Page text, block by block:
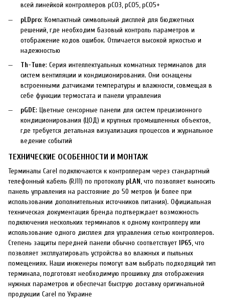
всей линейкой контроллеров pCO3, pCO5, pCO5+
pLDpro: Компактный символьный дисплей для бюджетных
решений, где необходим базовый контроль параметров и
отображение кодов ошибок. Отличается высокой яркостью и
надежностью
Th-Tune: Серия интеллектуальных комнатных терминалов для
систем вентиляции и кондиционирования. Они оснащены
встроенными датчиками температуры и влажности, совмещая в
себе функции термостата и панели управления
pGDE: Цветные сенсорные панели для систем прецизионного
кондиционирования (ЦОД) и крупных промышленных объектов,
где требуется детальная визуализация процессов и журнальное
ведение событий
ТЕХНИЧЕСКИЕ ОСОБЕННОСТИ И МОНТАЖ
Терминалы Carel подключаются к контроллерам через стандартный
телефонный кабель (RJ11) по протоколу pLAN, что позволяет выносить
панель управления на расстояние до 50 метров (и более при
использовании дополнительных источников питания). Официальная
техническая документация бренда подтверждает возможность
подключения нескольких терминалов к одному контроллеру или
использование одного дисплея для управления сетью контроллеров.
Степень защиты передней панели обычно соответствует IP65, что
позволяет эксплуатировать устройства во влажных и пыльных
помещениях. Наши инженеры помогут вам выбрать подходящий тип
терминала, подготовят необходимую прошивку для отображения
нужных параметров и обеспечат быструю доставку оригинальной
продукции Carel по Украине